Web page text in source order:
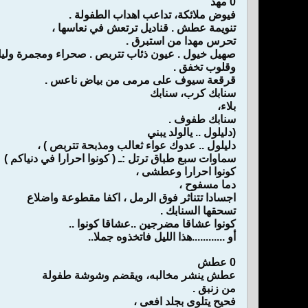
فيوض ملائكة، تداعب اهداب الطفولة .
تنويمة عطش . قناديل ترتعش في نعاسها ،
تحرس مهدا من استبرق .
صهيل خيول . عيون ذئاب تتربص . صحراء ومجمرة
وقلوب تخفق .
قرقعة سيوف على مرمى من بياض ناعس .
سنابك كرب، سنابك
بلاء،
سنابك طفوف .
(دليلول .. يالولد يبني
دليلول .. عدوك عواء ثعالب ومذبحة تتربص ) ،
سماوات سبع طباق ترتل :ـ ( كونوا احرارا في دنياكم )
كونوا احرارا وعطشى ،
دما مسفوح ،
اجسادا تتناثر فوق الرمل ، اكفا مقطوعة واضلاع
تسحقها السنابك .
كونوا عشاقا مضرجين ..عشاقا كونوا ..
أو ............هذا الليل فاتخذوه جملا..
0 عطش
عطش ينشر مخالبه، ويقضم وشوشة طفولة
من زنبق .
فحيح يتلوى بجلد افعى ،